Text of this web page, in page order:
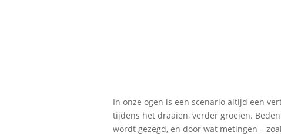
In onze ogen is een scenario altijd een
tijdens het draaien, verder groeien.
wordt gezegd, en door wat metingen –